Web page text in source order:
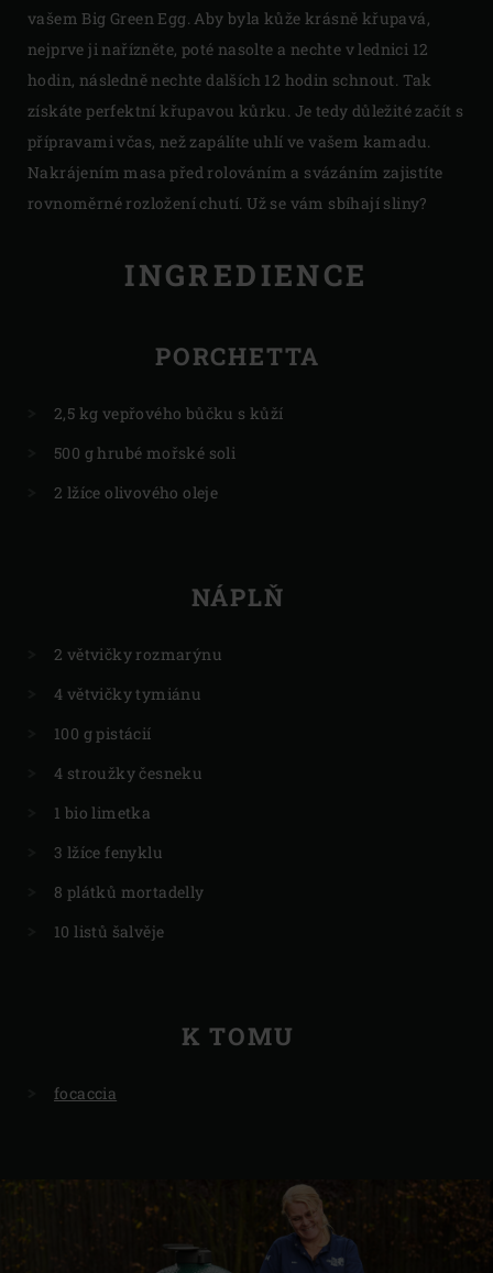
vašem Big Green Egg. Aby byla kůže krásně křupavá,
nejprve ji nařízněte, poté nasolte a nechte v lednici 12
hodin, následně nechte dalších 12 hodin schnout. Tak
získáte perfektní křupavou kůrku. Je tedy důležité začít s
přípravami včas, než zapálíte uhlí ve vašem kamadu.
Nakrájením masa před rolováním a svázáním zajistíte
rovnoměrné rozložení chutí. Už se vám sbíhají sliny?
INGREDIENCE
PORCHETTA
2,5 kg vepřového bůčku s kůží
500 g hrubé mořské soli
2 lžíce olivového oleje
NÁPLŇ
2 větvičky rozmarýnu
4 větvičky tymiánu
100 g pistácií
4 stroužky česneku
1 bio limetka
3 lžíce fenyklu
8 plátků mortadelly
10 listů šalvěje
K TOMU
focaccia